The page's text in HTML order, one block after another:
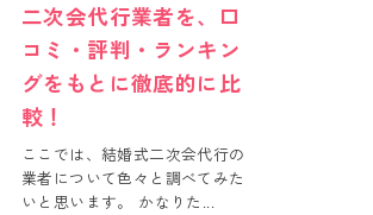
二次会代行業者を、口
コミ・評判・ランキン
グをもとに徹底的に比
較！
ここでは、結婚式二次会代行の
業者について色々と調べてみた
いと思います。 かなりた...